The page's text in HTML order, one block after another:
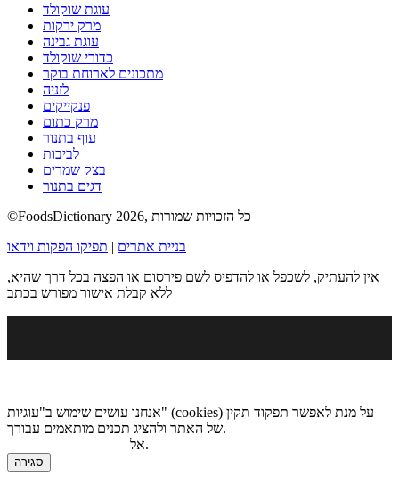
עוגת שוקולד
מרק ירקות
עוגת גבינה
כדורי שוקולד
מתכונים לארוחת בוקר
לזניה
פנקייקים
מרק כתום
עוף בתנור
לביבות
בצק שמרים
דגים בתנור
©FoodsDictionary 2026, כל הזכויות שמורות
בניית אתרים | תפיקו הפקות וידאו
אין להעתיק, לשכפל או להדפיס לשם פירסום או הפצה בכל דרך שהיא,
ללא קבלת אישור מפורש בכתב
אנחנו עושים שימוש ב"עוגיות" (cookies) על מנת לאפשר תפקוד תקין
של האתר ולהציג תכנים מותאמים עבורך.
אל.
סגירה